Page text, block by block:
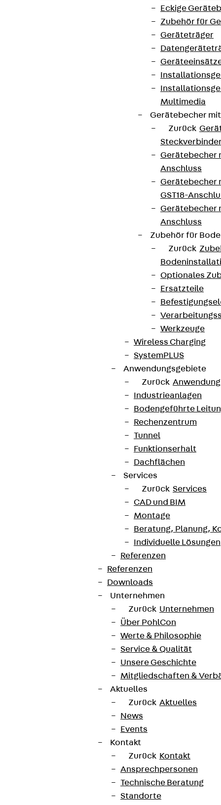
Eckige
Zubehör für
Geräteträger
Multimedia
Gerätebecher
Zurück
Gerätebecher
Anschluss
Gerätebecher
GST18-
Gerätebecher
Anschluss
Zubehör für
Zurück
Optionales
Ersatzteile
Werkzeuge
Wireless Charging
SystemPLUS
Anwendungsgebiete
Zurück
Industrieanlagen
Bodengeführte
Rechenzentrum
Tunnel
Funktionserhalt
Dachflächen
Services
Zurück Services
CAD und BIM
Montage
Beratung, Planung,
Individuelle Lösungen
Referenzen
Referenzen
Downloads
Unternehmen
Zurück Unternehmen
Über PohlCon
Werte & Philosophie
Service & Qualität
Unsere Geschichte
Mitgliedschaften &
Aktuelles
Zurück Aktuelles
News
Events
Kontakt
Zurück Kontakt
Ansprechpersonen
Technische Beratung
Standorte